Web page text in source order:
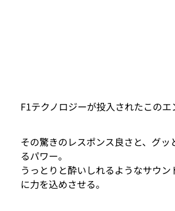
F1テクノロジーが投入されたこのエ
その驚きのレスポンス良さと、グッ
るパワー。
うっとりと酔いしれるようなサウン
に力を込めさせる。